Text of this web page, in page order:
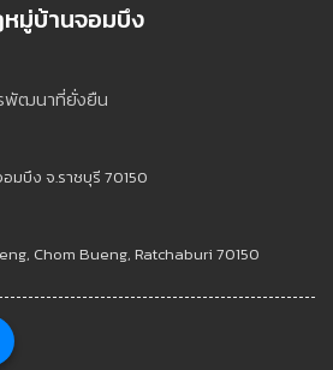
มู่บ้านจอมบึง
พัฒนาที่ยั่งยืน
มบึง จ.ราชบุรี 70150
Chom Bueng, Ratchaburi 70150